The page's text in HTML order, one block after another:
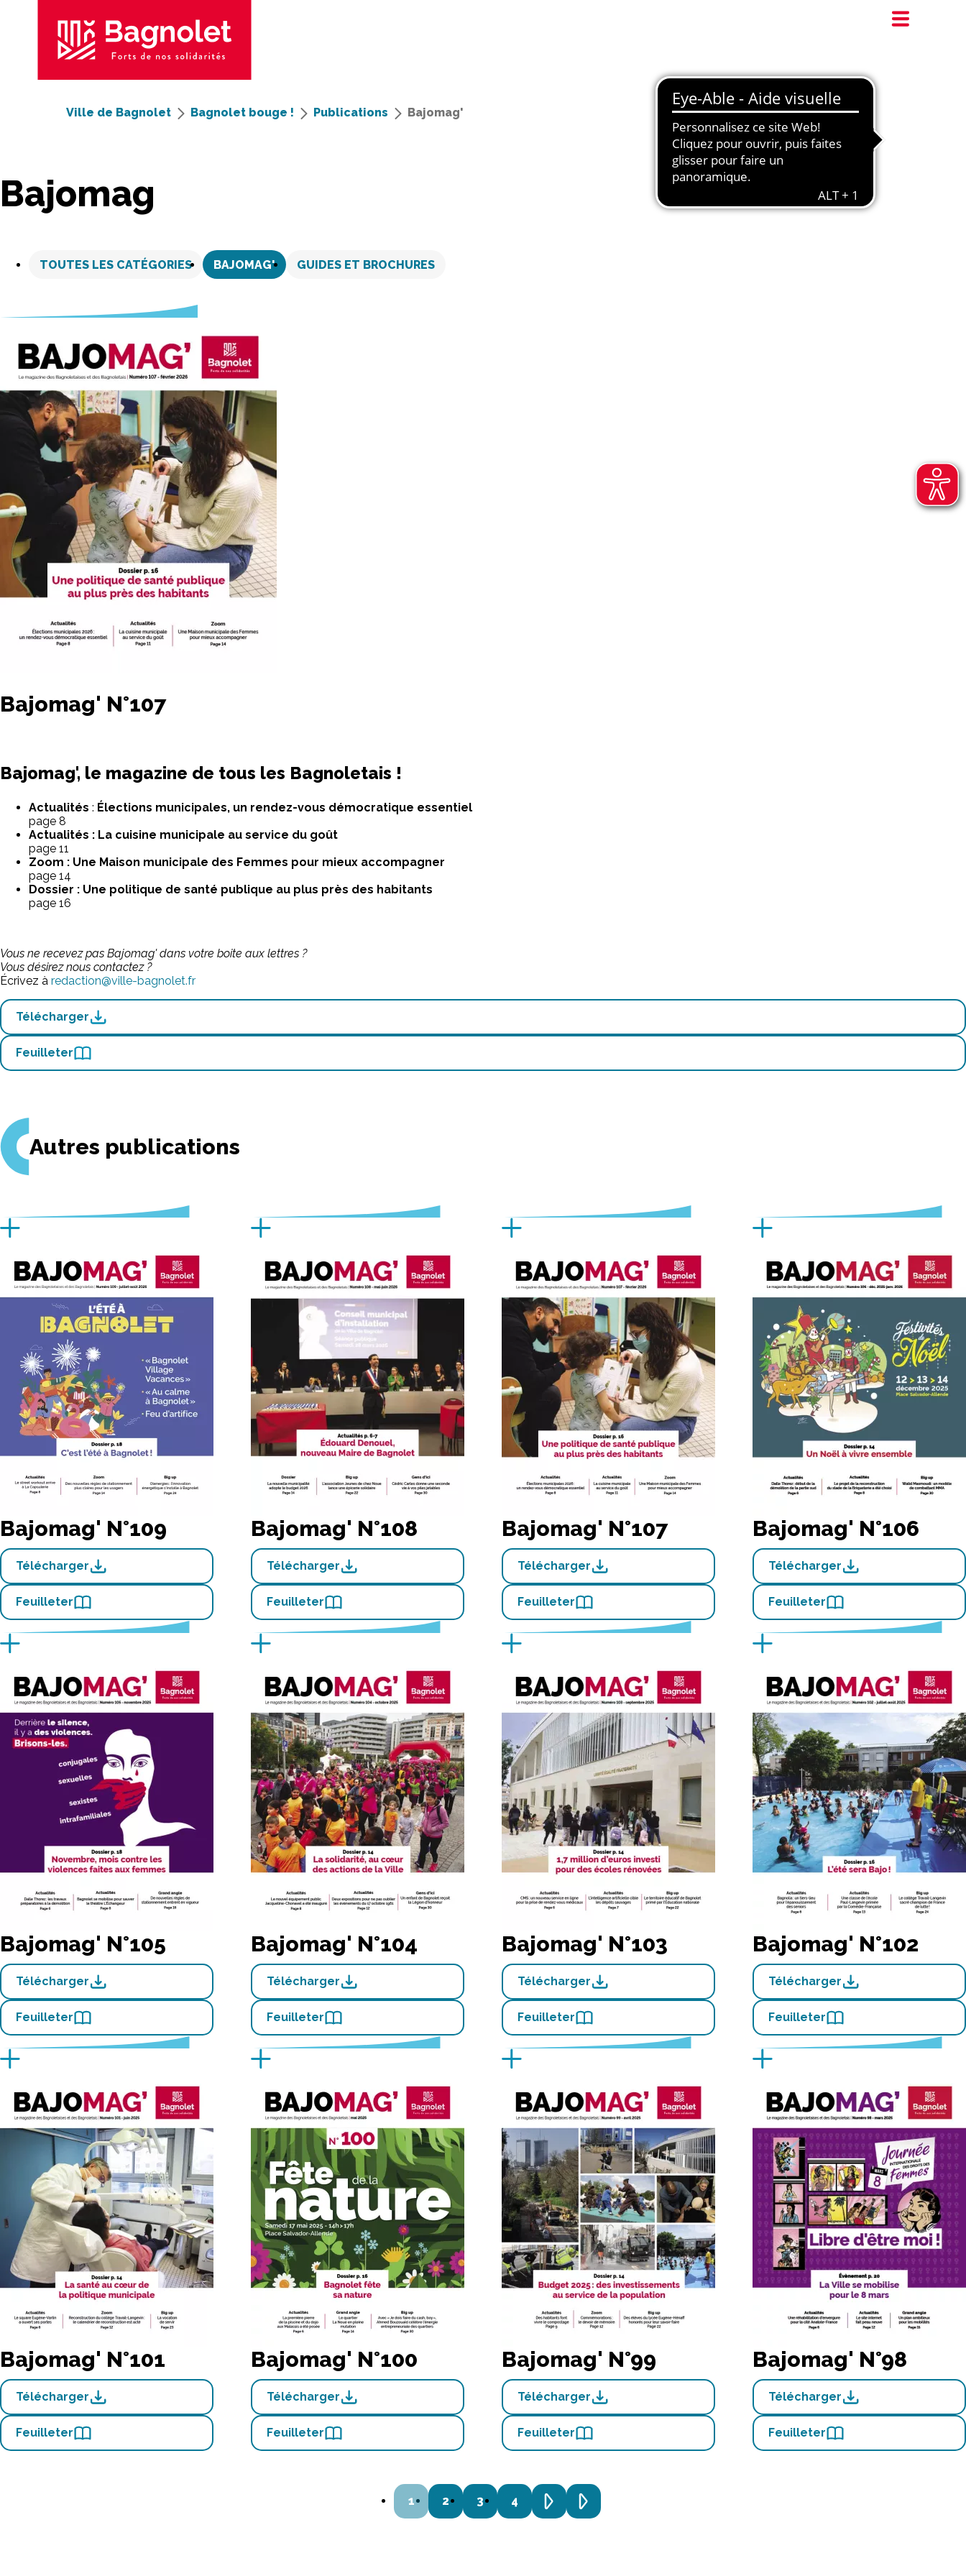
Ville de Bagnolet Bagnolet bouge ! Publications Bajomag'
Bajomag
contenu
TOUTES LES CATÉGORIES BAJOMAG' GUIDES ET BROCHURES
Bajomag' N°107
Bajomag', le magazine de tous les Bagnoletais !
Actualités : Élections municipales, un rendez-vous démocratique essentiel
page 8
Actualités : La cuisine municipale au service du goût
page 11
Zoom : Une Maison municipale des Femmes pour mieux accompagner
page 14
Dossier : Une politique de santé publique au plus près des habitants
page 16
Vous ne recevez pas Bajomag' dans votre boite aux lettres ?
Vous désirez nous contactez ?
Écrivez à redaction@ville-bagnolet.fr
Télécharger
Feuilleter
Autres publications
Bajomag' N°109
Télécharger
Feuilleter
Bajomag' N°108
Télécharger
Feuilleter
Bajomag' N°107
Télécharger
Feuilleter
Bajomag' N°106
Télécharger
Feuilleter
Bajomag' N°105
Télécharger
Feuilleter
Bajomag' N°104
Télécharger
Feuilleter
Bajomag' N°103
Télécharger
Feuilleter
Bajomag' N°102
Télécharger
Feuilleter
Bajomag' N°101
Télécharger
Feuilleter
Bajomag' N°100
Télécharger
Feuilleter
Bajomag' N°99
Télécharger
Feuilleter
Bajomag' N°98
Télécharger
Feuilleter
1 2 3 4